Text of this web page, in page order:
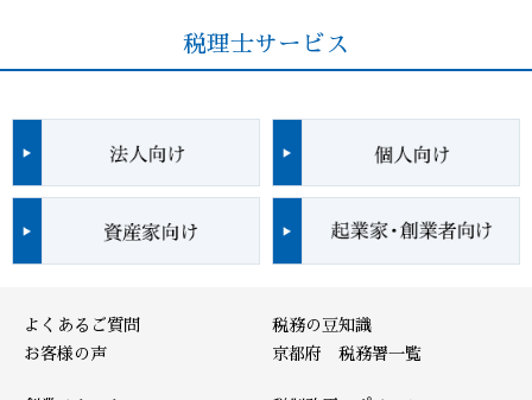
税理士サービス
よくあるご質問
お客様の声
税務の豆知識
京都府 税務署一覧